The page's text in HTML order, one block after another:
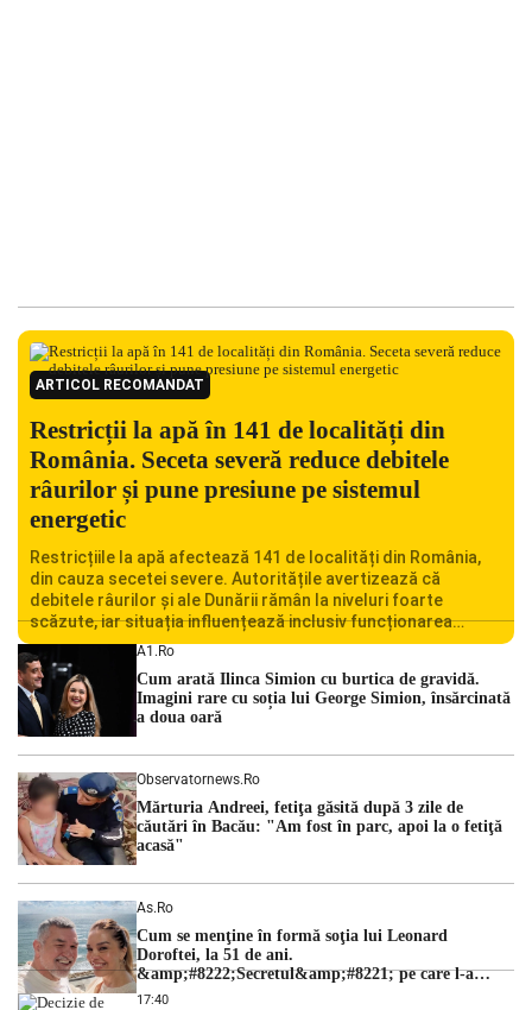
ARTICOL RECOMANDAT
Restricții la apă în 141 de localități din
România. Seceta severă reduce debitele
râurilor și pune presiune pe sistemul
energetic
Restricțiile la apă afectează 141 de localități din România,
din cauza secetei severe. Autoritățile avertizează că
debitele râurilor și ale Dunării rămân la niveluri foarte
scăzute, iar situația influențează inclusiv funcționarea
Centralei Nucleare de la Cernavodă. România se confruntă
cu una dintre cele mai dificile perioade din punct de vedere
hidrologic din ultimii ani. Lipsa […]
A1.ro
Cum arată Ilinca Simion cu burtica de gravidă.
Imagini rare cu soția lui George Simion, însărcinată
a doua oară
Observatornews.ro
Mărturia Andreei, fetiţa găsită după 3 zile de
căutări în Bacău: "Am fost în parc, apoi la o fetiţă
acasă"
As.ro
Cum se menţine în formă soţia lui Leonard
Doroftei, la 51 de ani.
&amp;#8222;Secretul&amp;#8221; pe care l-a
dezvăluit
17:40